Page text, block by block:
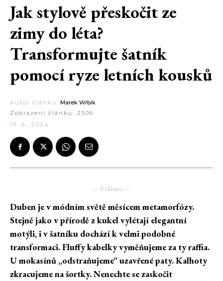
Jak stylově přeskočit ze
zimy do léta?
Transformujte šatník
pomocí ryze letních kousků
Autor článku: Marek Wrbik
Zobrazení článku: 2506
15. 4. 2024
― Reklama ―
Duben je v módním světě měsícem metamorfózy.
Stejně jako v přírodě z kukel vylétají elegantní
motýli, i v šatníku dochází k velmi podobné
transformaci. Fluffy kabelky vyměňujeme za ty raffia.
U mokasínů „odstraňujeme“ uzavřené paty. Kalhoty
zkracujeme na šortky. Nenechte se zaskočit